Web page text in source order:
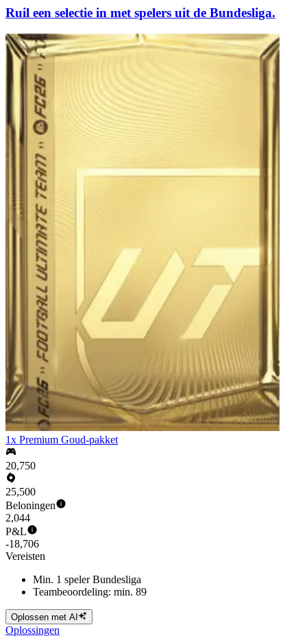
Ruil een selectie in met spelers uit de Bundesliga.
1x Premium Goud-pakket
20,750
25,500
Beloningen
2,044
P&L
-18,706
Vereisten
Min. 1 speler Bundesliga
Teambeoordeling: min. 89
Oplossen met AI
Oplossingen